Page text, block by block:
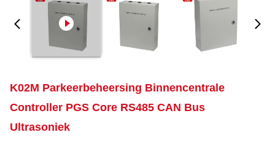
K02M Parkeerbeheersing Binnencentrale
Controller PGS Core RS485 CAN Bus
Ultrasoniek